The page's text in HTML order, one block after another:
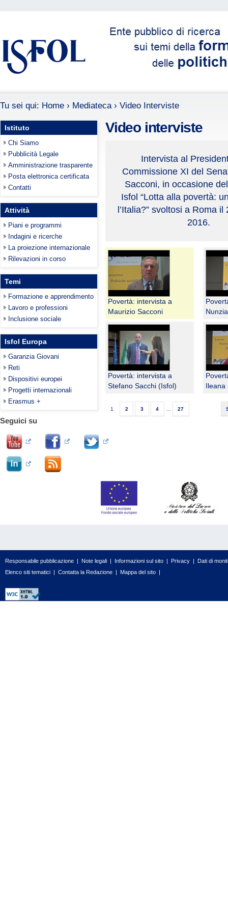
Tu sei qui: Home › Mediateca › Video Interviste
Istituto
Chi Siamo
Pubblicità Legale
Amministrazione trasparente
Posta elettronica certificata
Contatti
Attività
Piani e programmi
Indagini e ricerche
La proiezione internazionale
Rilevazioni in corso
Temi
Formazione e apprendimento
Lavoro e professioni
Inclusione sociale
Isfol Europa
Garanzia Giovani
Reti
Dispositivi europei
Progetti internazionali
Erasmus +
Seguici su
Video interviste
Intervista al
Commissione XI del
Sacconi, in occasione
Isfol “Lotta alla povertà:
l’Italia?” svoltosi a Roma
2016.
Povertà: intervista a
Maurizio Sacconi
Povertà: intervista a
Stefano Sacchi (Isfol)
Ileana
1 2 3 4 27
Responsabile pubblicazione | Note legali | Informazioni sul sito | Privacy | Dati di
Elenco siti tematici | Contatta la Redazione | Mappa del sito |